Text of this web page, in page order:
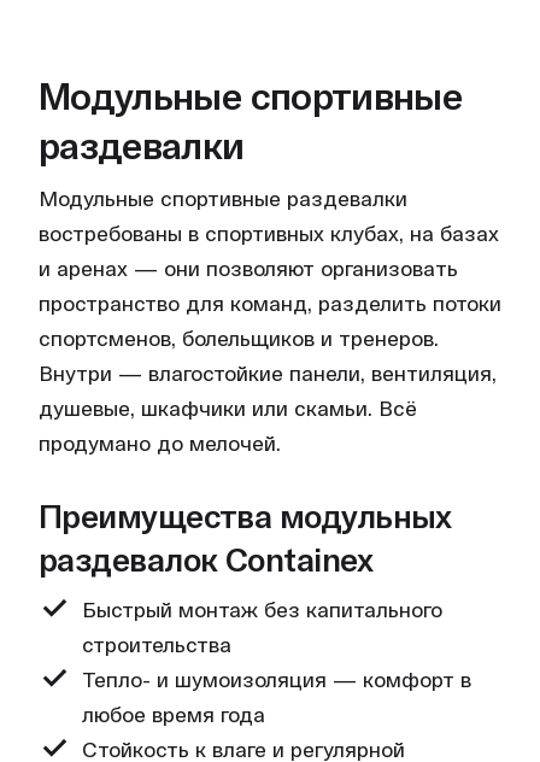
Модульные спортивные
раздевалки
Модульные спортивные раздевалки
востребованы в спортивных клубах, на базах
и аренах — они позволяют организовать
пространство для команд, разделить потоки
спортсменов, болельщиков и тренеров.
Внутри — влагостойкие панели, вентиляция,
душевые, шкафчики или скамьи. Всё
продумано до мелочей.
Преимущества модульных
раздевалок Containex
Быстрый монтаж без капитального
строительства
Тепло- и шумоизоляция — комфорт в
любое время года
Стойкость к влаге и регулярной